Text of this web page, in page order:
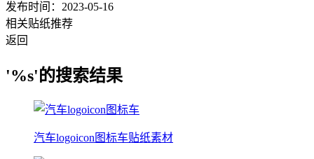
发布时间：2023-05-16
相关贴纸推荐
返回
'%s'的搜索结果
汽车logoicon图标车贴纸素材